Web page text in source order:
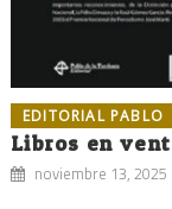
EDITORIAL PABLO
Libros en
noviembre 13, 2025